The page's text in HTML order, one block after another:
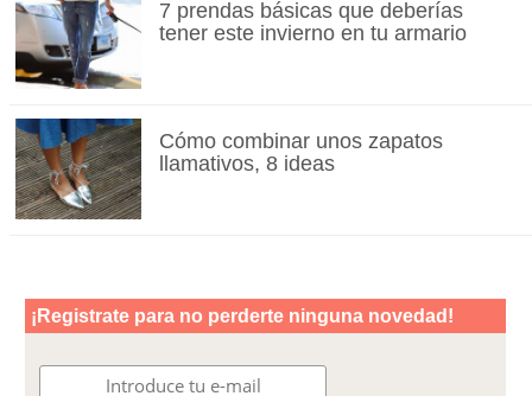
7 prendas básicas que deberías
tener este invierno en tu armario
Cómo combinar unos zapatos
llamativos, 8 ideas